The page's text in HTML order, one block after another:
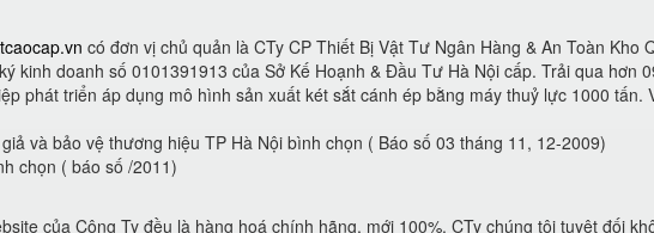
có đơn vị chủ quản là CTy CP Thiết Bị Vật Tư Ngân Hàng & An Toàn
kinh doanh số 0101391913 của Sở Kế Hoạnh & Đầu Tư Hà Nội cấp. Trải qua hơn
phát triển áp dụng mô hình sản xuất két sắt cánh ép bằng máy thuỷ lực 1000
và bảo vệ thương hiệu TP Hà Nội bình chọn ( Báo số 03 tháng 11, 12-2009)
chọn ( báo số /2011)
của Công Ty đều là hàng hoá chính hãng, mới 100%. CTy chúng tôi tuyệt đối